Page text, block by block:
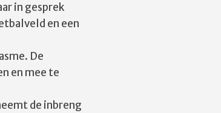
in gesprek
en een
De
en mee te
de inbreng